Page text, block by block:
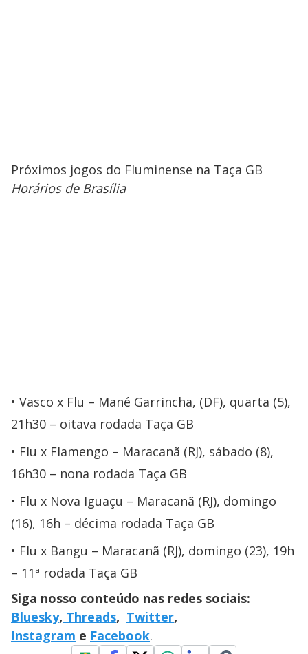
Próximos jogos do Fluminense na Taça GB
Horários de Brasília
Vasco x Flu – Mané Garrincha, (DF), quarta (5),
21h30 – oitava rodada Taça GB
Flu x Flamengo – Maracanã (RJ), sábado (8),
16h30 – nona rodada Taça GB
Flu x Nova Iguaçu – Maracanã (RJ), domingo
(16), 16h – décima rodada Taça GB
Flu x Bangu – Maracanã (RJ), domingo (23), 19h
– 11ª rodada Taça GB
Siga nosso conteúdo nas redes sociais:
Bluesky, Threads, Twitter,
Instagram e Facebook.